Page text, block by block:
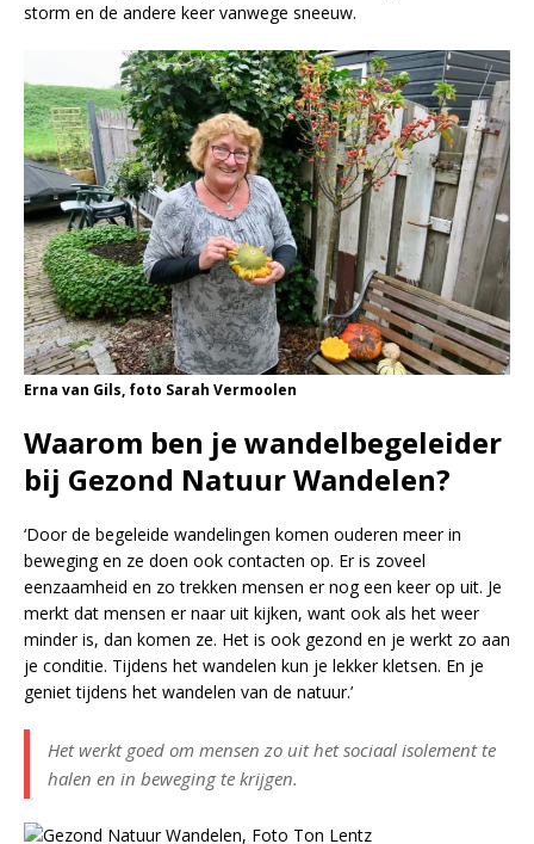
storm en de andere keer vanwege sneeuw.
Erna van Gils, foto Sarah Vermoolen
Waarom ben je wandelbegeleider
bij Gezond Natuur Wandelen?
‘Door de begeleide wandelingen komen ouderen meer in
beweging en ze doen ook contacten op. Er is zoveel
eenzaamheid en zo trekken mensen er nog een keer op uit. Je
merkt dat mensen er naar uit kijken, want ook als het weer
minder is, dan komen ze. Het is ook gezond en je werkt zo aan
je conditie. Tijdens het wandelen kun je lekker kletsen. En je
geniet tijdens het wandelen van de natuur.’
Het werkt goed om mensen zo uit het sociaal isolement te
halen en in beweging te krijgen.